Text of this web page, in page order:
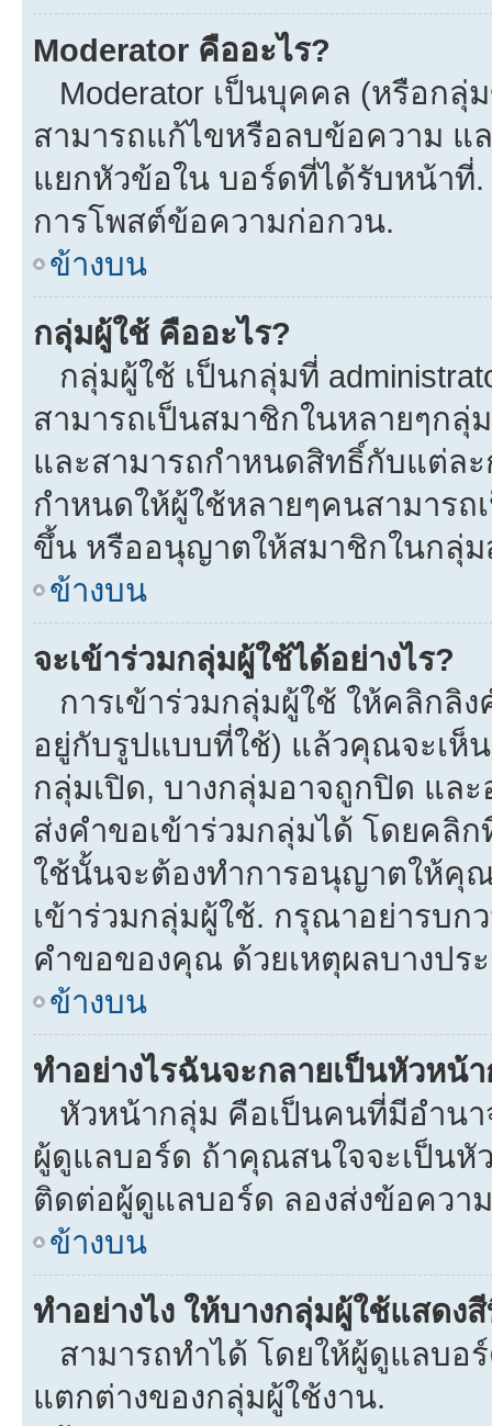
Moderator คืออะไร?
Moderator เป็นบุคคล (หรือก
สามารถแก้ไขหรือลบข้อความ แ
แยกหัวข้อใน บอร์ดที่ได้รับหน้าที่.
การโพสต์ข้อความก่อกวน.
ข้างบน
กลุ่มผู้ใช้ คืออะไร?
กลุ่มผู้ใช้ เป็นกลุ่มที่
สามารถเป็นสมาชิกในหลายๆก
และสามารถกำหนดสิทธิ์กับแต่ละ
กำหนดให้ผู้ใช้หลายๆคนสามารถ
ขึ้น หรืออนุญาตให้สมาชิกในกลุ่ม
ข้างบน
จะเข้าร่วมกลุ่มผู้ใช้ได้อย่างไร?
การเข้าร่วมกลุ่มผู้ใช้ ให้คลิกลิ
อยู่กับรูปแบบที่ใช้) แล้วคุณจะเห็
กลุ่มเปิด, บางกลุ่มอาจถูกปิด แล
ส่งคำขอเข้าร่วมกลุ่มได้ โดยคลิ
ใช้นั้นจะต้องทำการอนุญาตให้คุณ
เข้าร่วมกลุ่มผู้ใช้. กรุณาอย่ารบก
คำขอของคุณ ด้วยเหตุผลบางปร
ข้างบน
ทำอย่างไรฉันจะกลายเป็นหัวหน้
หัวหน้ากลุ่ม คือเป็นคนที่มีอำนา
ผู้ดูแลบอร์ด ถ้าคุณสนใจจะเป็น
ติดต่อผู้ดูแลบอร์ด ลองส่งข้อควา
ข้างบน
ทำอย่างไง ให้บางกลุ่มผู้ใช้แสดง
สามารถทำได้ โดยให้ผู้ดูแลบอ
แตกต่างของกลุ่มผู้ใช้งาน.